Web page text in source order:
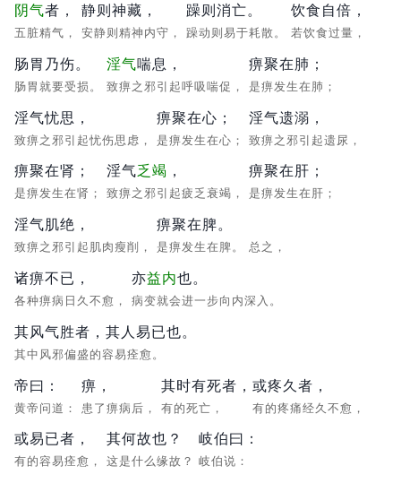
阴气者，
五脏精气，
静则神藏，
安静则精神内守，
躁则消亡。
躁动则易于耗散。
饮食自倍，
若饮食过量，
肠胃乃伤。
肠胃就要受损。
淫气喘息，
致痹之邪引起呼吸喘促，
痹聚在肺；
是痹发生在肺；
淫气忧思，
致痹之邪引起忧伤思虑，
痹聚在心；
是痹发生在心；
淫气遗溺，
致痹之邪引起遗尿，
痹聚在肾；
是痹发生在肾；
淫气乏竭 ，
致痹之邪引起疲乏衰竭，
痹聚在肝；
是痹发生在肝；
淫气肌绝，
致痹之邪引起肌肉瘦削，
痹聚在脾。
是痹发生在脾。 总之，
诸痹不已，
各种痹病日久不愈，
亦益内也。
病变就会进一步向内深入。
其风气胜者，其人易已也。
其中风邪偏盛的容易痊愈。
帝曰：
黄帝问道：
痹，
患了痹病后，
其时有死者，
有的死亡，
或疼久者，
有的疼痛经久不愈，
或易已者，
有的容易痊愈，
其何故也？
这是什么缘故？
岐伯曰：
岐伯说：